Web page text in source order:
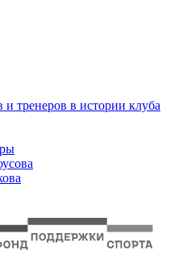
тренеров в истории клуба